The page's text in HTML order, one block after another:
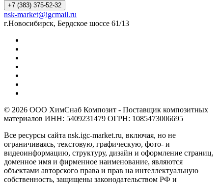
+7 (383) 375-52-32
nsk-market@igcmail.ru
г.Новосибирск, Бердское шоссе 61/13
© 2026 ООО ХимСнаб Композит - Поставщик композитных
материалов ИНН: 5409231479 ОГРН: 1085473006695
Все ресурсы сайта nsk.igc-market.ru, включая, но не
ограничиваясь, текстовую, графическую, фото- и
видеоинформацию, структуру, дизайн и оформление страниц,
доменное имя и фирменное наименование, являются
объектами авторского права и прав на интеллектуальную
собственность, защищены законодательством РФ и